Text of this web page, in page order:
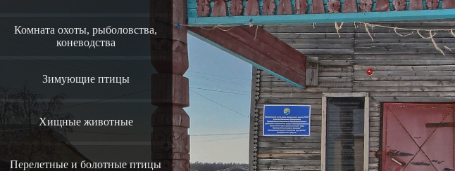
Комната охоты, рыболовства,
коневодства
Зимующие птицы
Хищные животные
Перелетные и болотные птицы